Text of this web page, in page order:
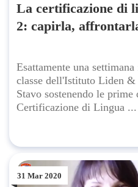
La certificazione di
2: capirla,
Esattamente una
classe dell'Istituto Liden &
Stavo sostenendo le
Certificazione di Lingua ...
31 Mar 2020